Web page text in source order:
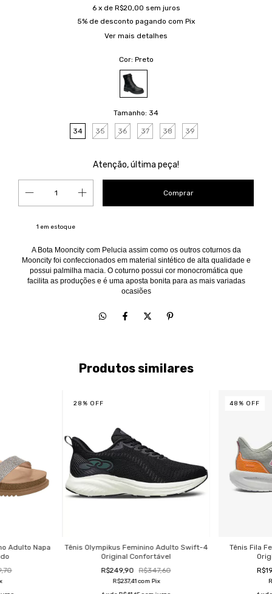
6 x de R$20,00 sem juros
5% de desconto pagando com Pix
Ver mais detalhes
Cor: Preto
Tamanho: 34
34 35 36 37 38 39
Atenção, última peça!
1 em estoque
A Bota Mooncity com Pelucia assim como os outros coturnos da
Mooncity foi confeccionados em material sintético de alta qualidade e
possui palmilha macia. O coturno possui cor monocromática que
facilita as produções e é uma aposta bonita para as mais variadas
ocasiões
Produtos similares
Adulto Napa
28 % OFF
Tênis Olympikus Feminino Adulto Swift-4
Original Confortável
R$249,90
R$347,60
R$237,41 com Pix
48 % OFF
Tênis Fila